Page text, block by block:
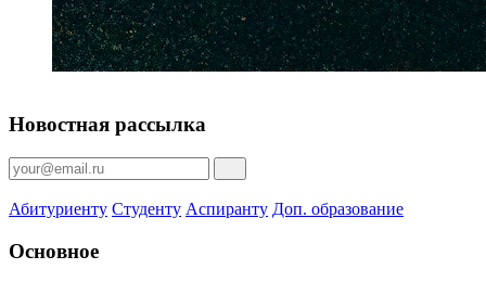
Новостная рассылка
Абитуриенту Студенту Аспиранту Доп. образование
Основное